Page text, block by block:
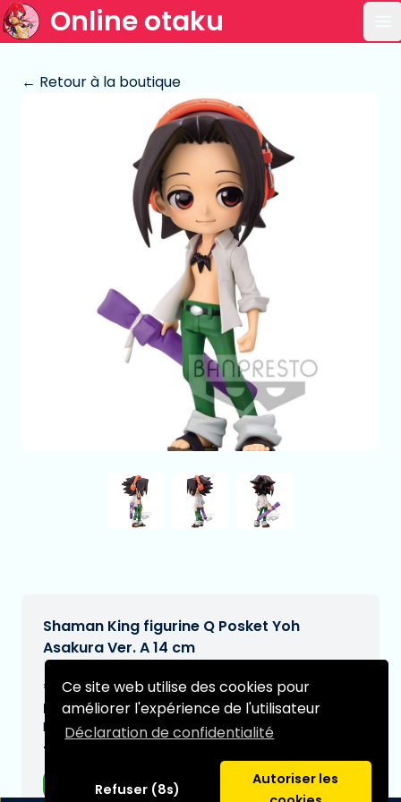
Ce site web utilise des cookies pour
améliorer l'expérience de l'utilisateur
Déclaration de confidentialité
Refuser (8s)
Autoriser les
Online otaku
← Retour à la boutique
Shaman King figurine Q Posket Yoh
Asakura Ver. A 14 cm
€27,95 [Sous réserve de modifications]
Date de livraison prévue:
N/A
Type:
Figurines d'anime